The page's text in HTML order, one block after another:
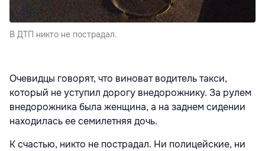
В ДТП никто не пострадал.
Очевидцы говорят, что виноват водитель такси,
который не уступил дорогу внедорожнику. За рулем
внедорожника была женщина, а на заднем сидении
находилась ее семилетняя дочь.
К счастью, никто не пострадал. Ни полицейские, ни